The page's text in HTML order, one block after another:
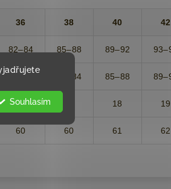
Souhlasím
36 38 40 42
82–84 85–88 89–92
74–78 79–84 85–88
18 18 19
60 60 61 62